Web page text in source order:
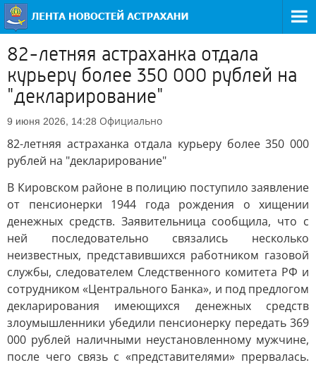
82-летняя астраханка отдала
курьеру более 350 000 рублей на
"декларирование"
9 июня 2026, 14:28 Официально
82-летняя астраханка отдала курьеру более 350 000
рублей на "декларирование"
В Кировском районе в полицию поступило заявление
от пенсионерки 1944 года рождения о хищении
денежных средств. Заявительница сообщила, что с
ней последовательно связались несколько
неизвестных, представившихся работником газовой
службы, следователем Следственного комитета РФ и
сотрудником «Центрального Банка», и под предлогом
декларирования имеющихся денежных средств
злоумышленники убедили пенсионерку передать 369
000 рублей наличными неустановленному мужчине,
после чего связь с «представителями» прервалась.